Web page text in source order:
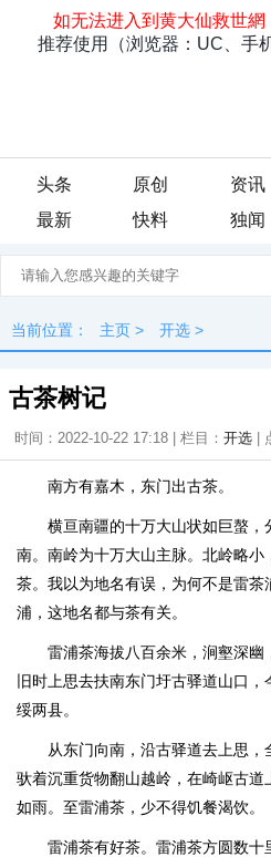
头条 原创 资讯
最新
快料 独闻
当前位置： 主页 > 开选 >
古茶树记
时间：2022-10-22 17:18 | 栏目： 开选 |
南方有嘉木，东门出古茶。
横亘南疆的十万大山状如巨螯
南。南岭为十万大山主脉。北岭略
茶。我以为地名有误，为何不是雷
浦，这地名都与茶有关。
雷浦茶海拔八百余米，涧壑深
旧时上思去扶南东门圩古驿道山口
绥两县。
从东门向南，沿古驿道去上思
驮着沉重货物翻山越岭，在崎岖古
如雨。至雷浦茶，少不得饥餐渴饮。
雷浦茶有好茶。雷浦茶方圆数